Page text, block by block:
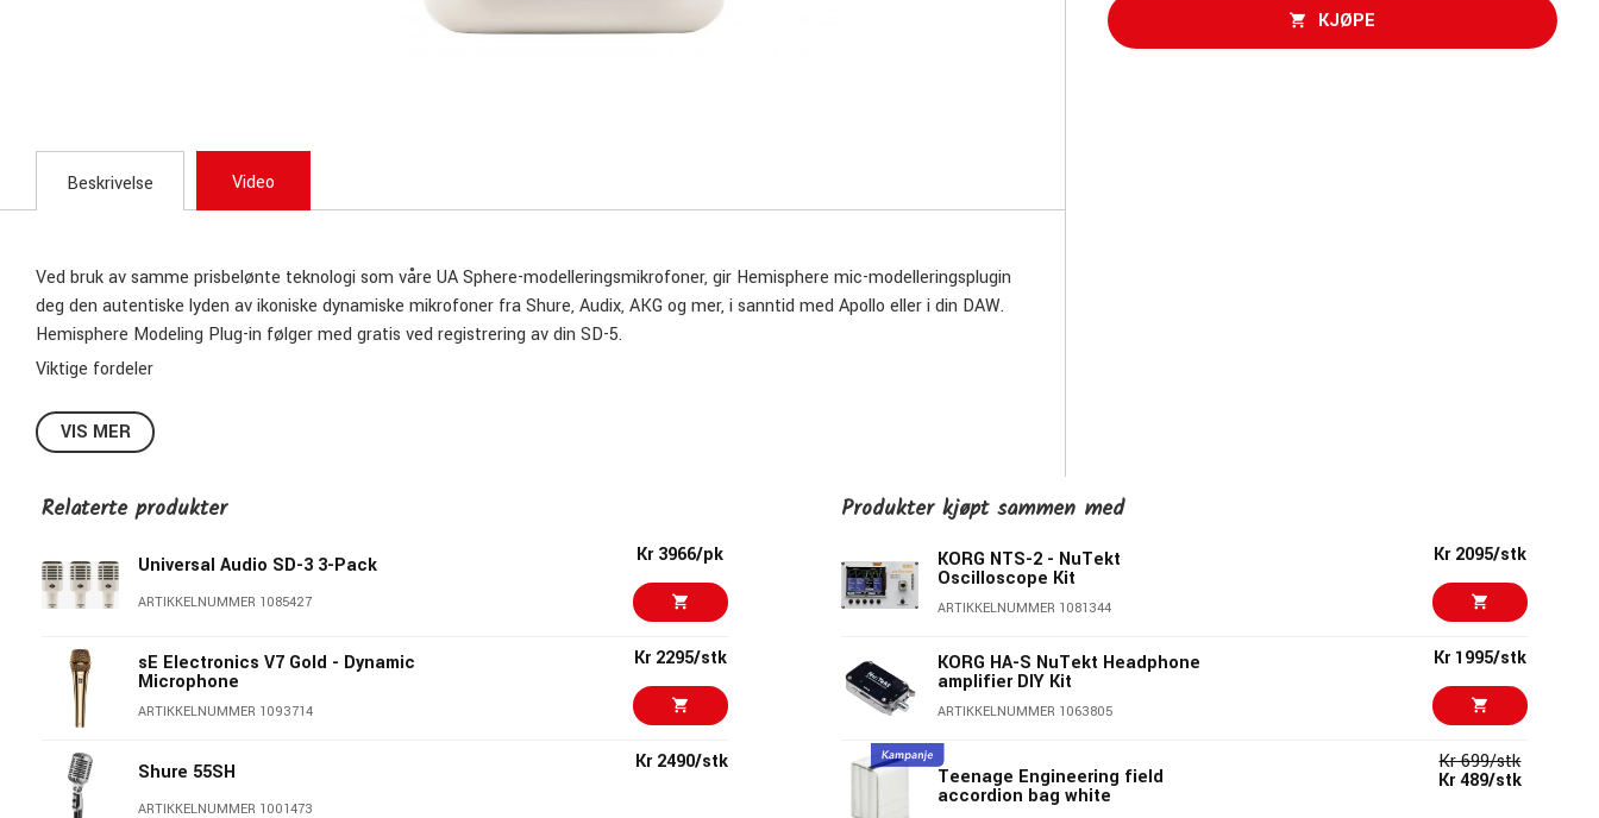
KJØPE
Beskrivelse Video
Ved bruk av samme prisbelønte teknologi som våre UA Sphere-modelleringsmikrofoner, gir Hemisphere mic-modelleringsplugin
deg den autentiske lyden av ikoniske dynamiske mikrofoner fra Shure, Audix, AKG og mer, i sanntid med Apollo eller i din DAW.
Hemisphere Modeling Plug-in følger med gratis ved registrering av din SD-5.
Viktige fordeler
Hemisphere mic-modellering gir deg lydene av ikoniske dynamiske og båndmikrofoner fra Sennheiser og Beyerdynamic*
Håndvalgte dynamiske kapsler som tåler ekstrem SPL
Robust konstruksjon i metall og stilig UA-håndverk
VIS MER
Relaterte produkter
Universal Audio SD-3 3-Pack
ARTIKKELNUMMER 1085427
Kr 3966/pk
sE Electronics V7 Gold - Dynamic
Microphone
ARTIKKELNUMMER 1093714
Kr 2295/stk
Shure 55SH
ARTIKKELNUMMER 1001473
Kr 2490/stk
Produkter kjøpt sammen med
KORG NTS-2 - NuTekt
Oscilloscope Kit
ARTIKKELNUMMER 1081344
Kr 2095/stk
KORG HA-S NuTekt Headphone
amplifier DIY Kit
ARTIKKELNUMMER 1063805
Kr 1995/stk
Teenage Engineering field
accordion bag white
Kr 699/stk
Kr 489/stk